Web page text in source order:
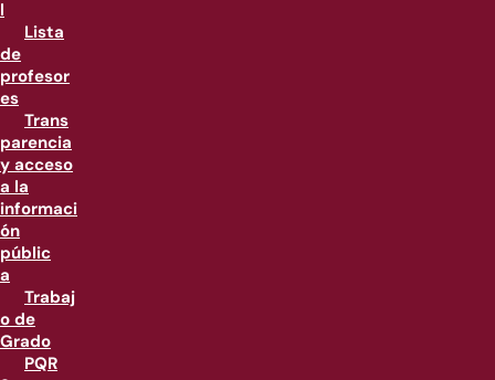
l
Lista
de
profesor
es
Trans
parencia
y acceso
a la
informaci
ón
públic
a
Trabaj
o de
Grado
PQR